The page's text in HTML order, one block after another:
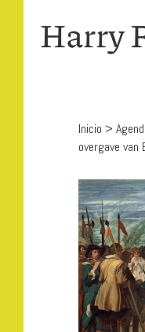
Inicio >
overgave van